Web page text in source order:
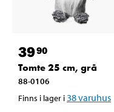
3990
Tomte 25 cm, grå
88-0106
Finns i lager i 38varuhus